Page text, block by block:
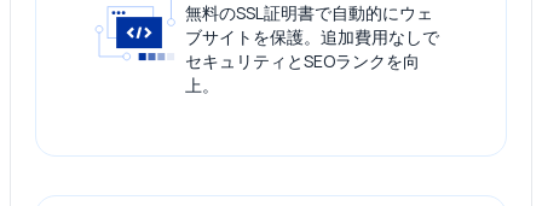
無料のSSL証明書で自動的にウェ
ブサイトを保護。追加費用なしで
セキュリティとSEOランクを向
上。